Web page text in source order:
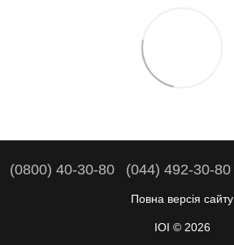
(0800) 40-30-80 (044) 492-30-80
Повна версія сайту
IOI © 2026